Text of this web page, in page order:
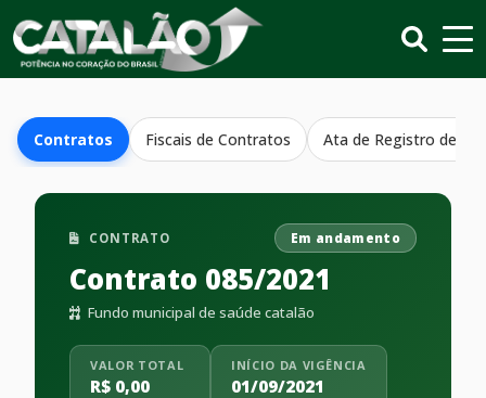
Contratos Fiscais de Contratos Ata de Registro de
CONTRATO Em andamento
Contrato 085/2021
Fundo municipal de saúde catalão
VALOR TOTAL
R$ 0,00
INÍCIO DA VIGÊNCIA
01/09/2021